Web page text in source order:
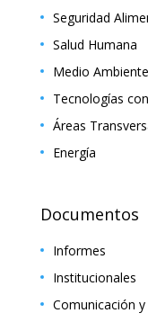
Seguridad
Salud Humana
Medio Ambiente
Tecnologías
Áreas
Energía
Documentos
Informes
Institucionales
Comunicación